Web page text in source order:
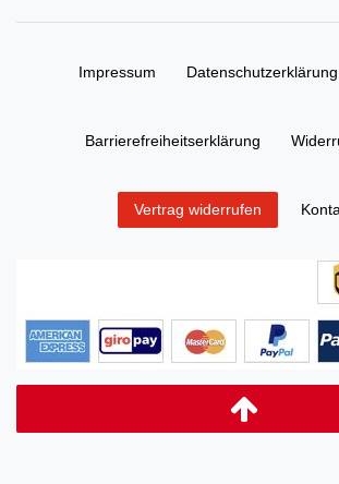
Impressum Daten­schutz­erklärung
Barrierefreiheitserklärung
Vertrag widerrufen